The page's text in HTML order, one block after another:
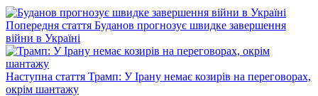
Попередня стаття Попередній
Буданов прогнозує швидке завершення
війни в Україні
Наступна стаття Наступний
Трамп: У Ірану немає козирів на переговорах,
окрім шантажу